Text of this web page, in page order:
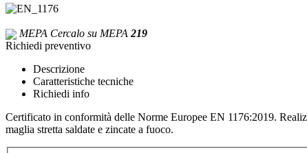
MEPA Cercalo su MEPA 219
Richiedi preventivo
Descrizione
Caratteristiche tecniche
Richiedi info
Certificato in conformità delle Norme Europee EN 1176:2019.
maglia stretta saldate e zincate a fuoco.